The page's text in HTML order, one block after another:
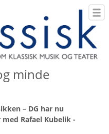
minde
– DG har nu
med Rafael Kubelik -